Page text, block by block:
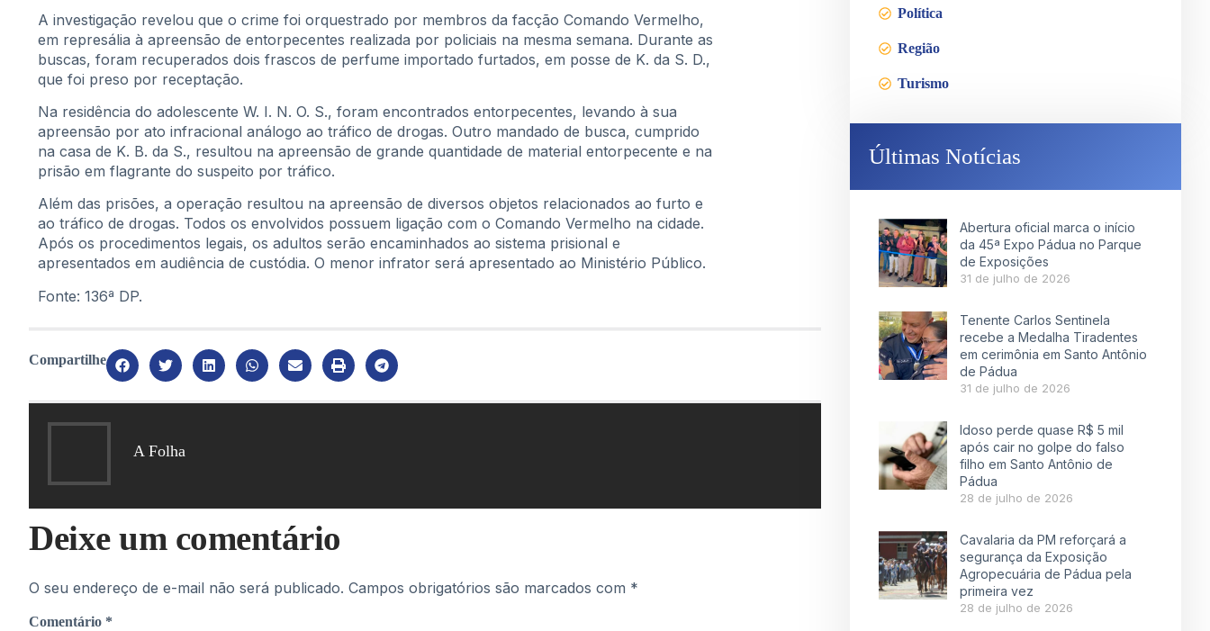
A investigação revelou que o crime foi orquestrado por membros da facção Comando Vermelho,
em represália à apreensão de entorpecentes realizada por policiais na mesma semana. Durante as
buscas, foram recuperados dois frascos de perfume importado furtados, em posse de K. da S. D.,
que foi preso por receptação.
Na residência do adolescente W. I. N. O. S., foram encontrados entorpecentes, levando à sua
apreensão por ato infracional análogo ao tráfico de drogas. Outro mandado de busca, cumprido
na casa de K. B. da S., resultou na apreensão de grande quantidade de material entorpecente e na
prisão em flagrante do suspeito por tráfico.
Além das prisões, a operação resultou na apreensão de diversos objetos relacionados ao furto e
ao tráfico de drogas. Todos os envolvidos possuem ligação com o Comando Vermelho na cidade.
Após os procedimentos legais, os adultos serão encaminhados ao sistema prisional e
apresentados em audiência de custódia. O menor infrator será apresentado ao Ministério Público.
Fonte: 136ª DP.
Compartilhe
A Folha
Deixe um comentário
O seu endereço de e-mail não será publicado. Campos obrigatórios são marcados com *
Comentário *
Política
Região
Turismo
Últimas Notícias
Abertura oficial marca o início
da 45ª Expo Pádua no Parque
de Exposições
31 de julho de 2026
Tenente Carlos Sentinela
recebe a Medalha Tiradentes
em cerimônia em Santo Antônio
de Pádua
31 de julho de 2026
Idoso perde quase R$ 5 mil
após cair no golpe do falso
filho em Santo Antônio de
Pádua
28 de julho de 2026
Cavalaria da PM reforçará a
segurança da Exposição
Agropecuária de Pádua pela
primeira vez
28 de julho de 2026